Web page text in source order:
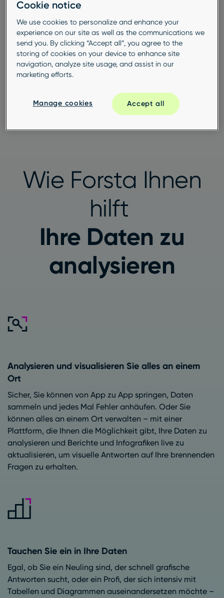
Wie Forsta Ihnen
hilft
Ihre Daten zu
analysieren
Analysieren und visualisieren Sie alles an einem
Ort
Sicher, Sie können von App zu App springen, Daten
sammeln und jedes Mal Fehler anhäufen. Oder Sie
können alles an einem Ort verwalten – mit einer
Plattform, die Ihnen die Möglichkeit gibt, Ihre Daten zu
analysieren und Berichte und Infografiken live zu
aktualisieren, um visuelle Antworten auf Ihre brennenden
Fragen zu erhalten.
Tauchen Sie ein in Ihre Daten
Egal, ob Sie ein Neuling sind, der schnell grafische
Antworten sucht, oder ein Profi, der sich intensiv mit
Tabellen und Diagrammen auseinandersetzen möchte –
Cookie notice
We use cookies to personalize and enhance your
experience on our site as well as the communications we
send you. By clicking “Accept all”, you agree to the
storing of cookies on your device to enhance site
navigation, analyze site usage, and assist in our
marketing efforts.
Manage cookies Accept all